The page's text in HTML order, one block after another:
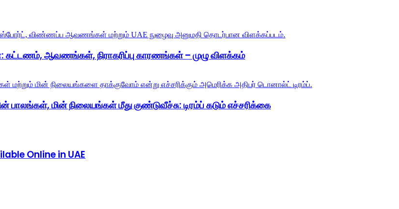
கட்டணம், ஆவணங்கள், நிராகரிப்பு காரணங்கள் – முழு விளக்கம்
மின் நிலையங்கள் மீது குண்டுவீச்சு: டிரம்ப் கடும் எச்சரிக்கை
Online in UAE